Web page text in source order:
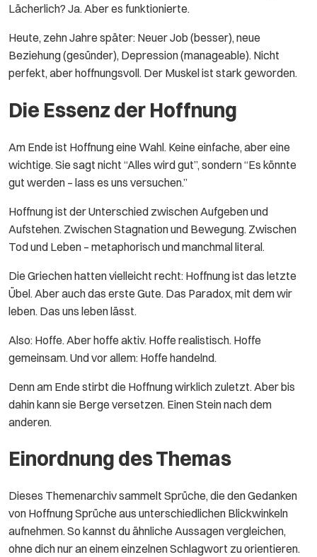
Lächerlich? Ja. Aber es funktionierte.
Heute, zehn Jahre später: Neuer Job (besser), neue
Beziehung (gesünder), Depression (manageable). Nicht
perfekt, aber hoffnungsvoll. Der Muskel ist stark geworden.
Die Essenz der Hoffnung
Am Ende ist Hoffnung eine Wahl. Keine einfache, aber eine
wichtige. Sie sagt nicht “Alles wird gut”, sondern “Es könnte
gut werden – lass es uns versuchen.”
Hoffnung ist der Unterschied zwischen Aufgeben und
Aufstehen. Zwischen Stagnation und Bewegung. Zwischen
Tod und Leben – metaphorisch und manchmal literal.
Die Griechen hatten vielleicht recht: Hoffnung ist das letzte
Übel. Aber auch das erste Gute. Das Paradox, mit dem wir
leben. Das uns leben lässt.
Also: Hoffe. Aber hoffe aktiv. Hoffe realistisch. Hoffe
gemeinsam. Und vor allem: Hoffe handelnd.
Denn am Ende stirbt die Hoffnung wirklich zuletzt. Aber bis
dahin kann sie Berge versetzen. Einen Stein nach dem
anderen.
Einordnung des Themas
Dieses Themenarchiv sammelt Sprüche, die den Gedanken
von Hoffnung Sprüche aus unterschiedlichen Blickwinkeln
aufnehmen. So kannst du ähnliche Aussagen vergleichen,
ohne dich nur an einem einzelnen Schlagwort zu orientieren.